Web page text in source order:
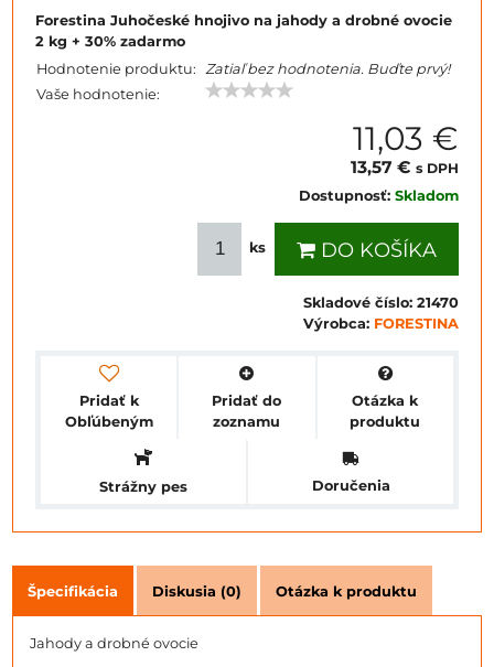
Forestina Juhočeské hnojivo na jahody a drobné ovocie
2 kg + 30% zadarmo
Hodnotenie produktu: Zatiaľ bez hodnotenia. Buďte prvý!
Vaše hodnotenie:
11,03 €
13,57 € s DPH
Dostupnosť: Skladom
ks DO KOŠÍKA
Skladové číslo: 21470
Výrobca: FORESTINA
Pridať k
Obľúbeným
Pridať do
zoznamu
Otázka k
produktu
Strážny pes Doručenia
Špecifikácia Diskusia (0) Otázka k produktu
Jahody a drobné ovocie